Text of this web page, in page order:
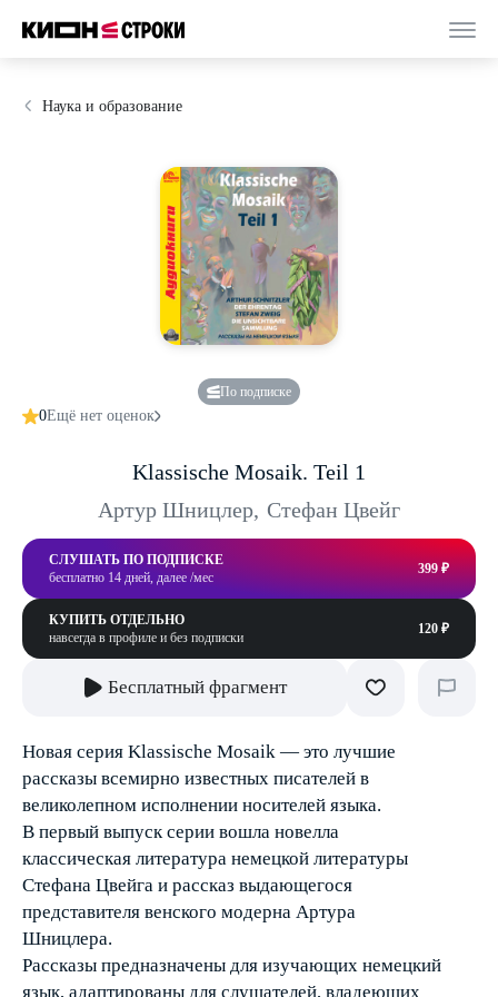
Наука и образование
По подписке
0Ещё нет оценок
Klassische Mosaik. Teil 1
Артур Шницлер, Стефан Цвейг
СЛУШАТЬ ПО ПОДПИСКЕ
бесплатно 14 дней, далее /мес
399 ₽
КУПИТЬ ОТДЕЛЬНО
навсегда в профиле и без подписки
120 ₽
Бесплатный фрагмент
Новая серия Klassische Mosaik — это лучшие
рассказы всемирно известных писателей в
великолепном исполнении носителей языка.
В первый выпуск серии вошла новелла
классическая литература немецкой литературы
Стефана Цвейга и рассказ выдающегося
представителя венского модерна Артура
Шницлера.
Рассказы предназначены для изучающих немецкий
язык, адаптированы для слушателей, владеющих